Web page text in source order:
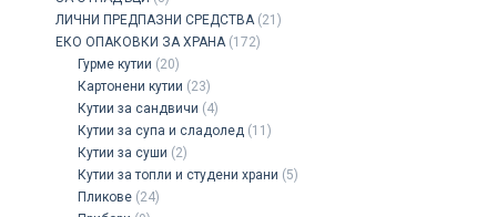
ЛИЧНИ ПРЕДПАЗНИ СРЕДСТВА (21)
ЕКО ОПАКОВКИ ЗА ХРАНА (172)
Гурме кутии (20)
Картонени кутии (23)
Кутии за сандвичи (4)
Кутии за супа и сладолед (11)
Кутии за суши (2)
Кутии за топли и студени храни (5)
Пликове (24)